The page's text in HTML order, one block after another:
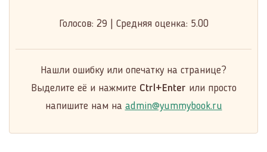
Голосов: 29 Средняя оценка: 5.00
Нашли ошибку или опечатку на странице?
Выделите её и нажмите Ctrl+Enter или просто
напишите нам на admin@yummybook.ru